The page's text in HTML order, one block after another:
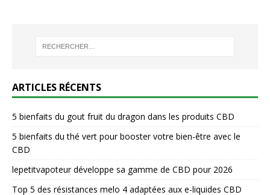
ARTICLES RÉCENTS
5 bienfaits du gout fruit du dragon dans les produits CBD
5 bienfaits du thé vert pour booster votre bien-être avec le
CBD
lepetitvapoteur développe sa gamme de CBD pour 2026
Top 5 des résistances melo 4 adaptées aux e-liquides CBD